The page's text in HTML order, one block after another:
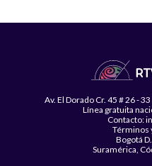
Av. El Dorado Cr. 45 # 26 -
Línea gratuita
Contacto:
Términos
Bogotá
Suramérica,